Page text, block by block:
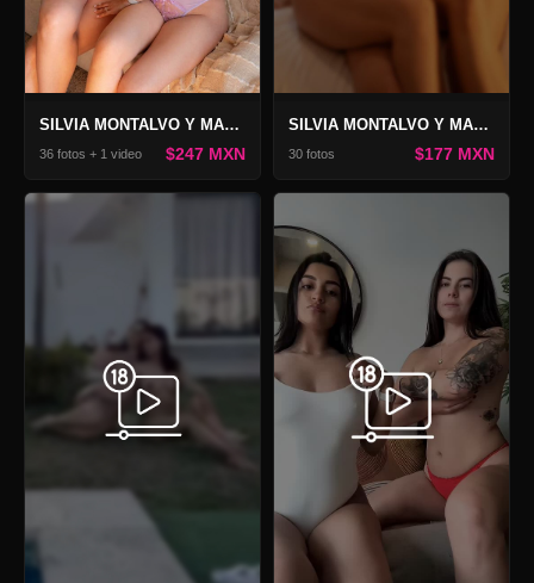
SILVIA MONTALVO Y MARISSA ZÚÑIGA PACK CALOR PRIVADO
36 fotos + 1 video $247 MXN
SILVIA MONTALVO Y MARISSA ZÚÑIGA PACK SAN VALENTÍN
30 fotos $177 MXN